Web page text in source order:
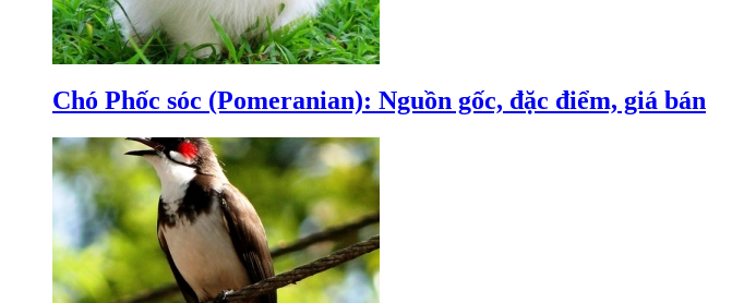
Chó Phốc sóc (Pomeranian): Nguồn gốc, đặc điểm, giá bán